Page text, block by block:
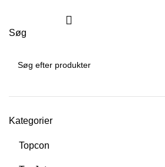
Søg
Kategorier
Topcon